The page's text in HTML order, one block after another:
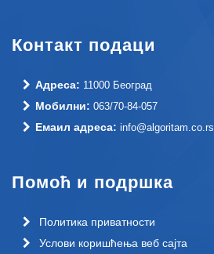
Контакт подаци
Адреса: 11000 Београд
Мобилни: 063/70-84-057
Емаил адреса: info@algoritam.co.rs
Помоћ и подршка
Политика приватности
Услови коришћења веб сајта